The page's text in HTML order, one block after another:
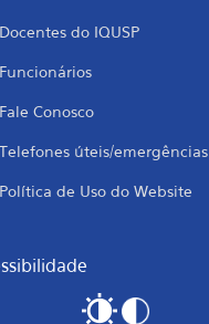
Docentes do IQUSP
Funcionários
Fale Conosco
Telefones úteis/emergências
Política de Uso do Website